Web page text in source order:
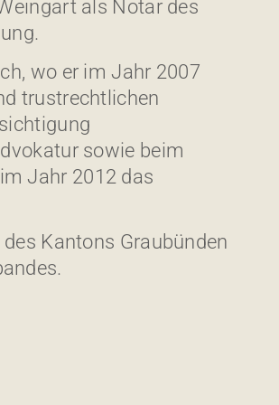
als Notar des
wo er im Jahr 2007
trustrechtlichen
sowie beim
Jahr 2012 das
Kantons Graubünden